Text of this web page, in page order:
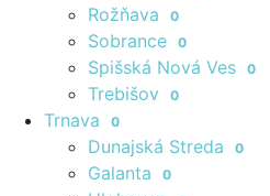
Rožňava 0
Sobrance 0
Spišská Nová Ves 0
Trebišov 0
Trnava 0
Dunajská Streda 0
Galanta 0